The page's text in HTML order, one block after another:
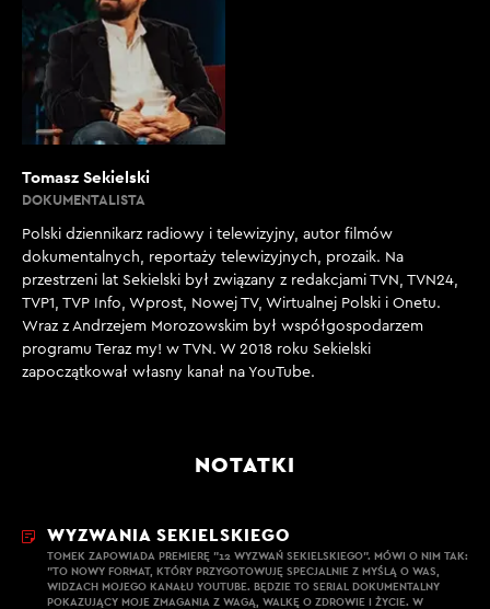
przypominały mi jak źle jest ze mną, w jak złym
momencie, jeżeli chodzi o zdrowie się znalazłem.
[00:03:33]
REDAKTOR J.KUŹNIAR: Ale przecież to nie, ja też nie
chcę teraz wystąpić w roli gościa, który powie, ale
kochany, powinieneś widzieć, ale myślę sobie, żadne
odkrycie, to jest jednak długi czas, nie? Kiedy
jest krytycznie.
[00:03:47]
T. SEKIELSKI: No tak, ale oszukujesz siebie, w ten
sposób, że, no wiadomo, że rzeczy się zstępują po
każdym praniu i kupujesz sobie rozmiar większe. Wiesz,
stres, [00:04:07] albo niezdrowo się w ogóle
tyłem, chudłem, to jak tyłem to nikt nigdy nie miał do
mnie tam pretensji. A sam wiesz, że w telewizji.
Tomasz Sekielski
DOKUMENTALISTA
Polski dziennikarz radiowy i telewizyjny, autor filmów
dokumentalnych, reportaży telewizyjnych, prozaik. Na
przestrzeni lat Sekielski był związany z redakcjami TVN, TVN24,
TVP1, TVP Info, Wprost, Nowej TV, Wirtualnej Polski i Onetu.
Wraz z Andrzejem Morozowskim był współgospodarzem
programu Teraz my! w TVN. W 2018 roku Sekielski
zapoczątkował własny kanał na YouTube.
NOTATKI
WYZWANIA SEKIELSKIEGO
TOMEK ZAPOWIADA PREMIERĘ "12 WYZWAŃ SEKIELSKIEGO". MÓWI O NIM TAK:
"TO NOWY FORMAT, KTÓRY PRZYGOTOWUJĘ SPECJALNIE Z MYŚLĄ O WAS,
WIDZACH MOJEGO KANAŁU YOUTUBE. BĘDZIE TO SERIAL DOKUMENTALNY
POKAZUJĄCY MOJE ZMAGANIA Z WAGĄ, WALKĘ O ZDROWIE I ŻYCIE. W